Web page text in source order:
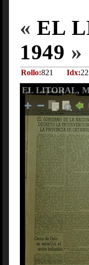
« EL
1949 »
Rollo:821 Idx:
EL LITORAL,